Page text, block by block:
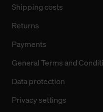
Shipping costs
Returns
Payments
General Terms and
Data protection
Privacy settings